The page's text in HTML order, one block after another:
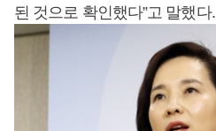
된 것으로 확인했다”고 말했다.